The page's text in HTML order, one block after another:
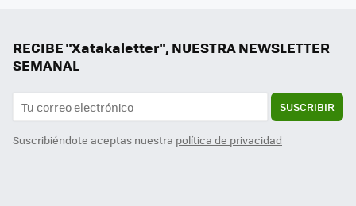
RECIBE "Xatakaletter", NUESTRA NEWSLETTER
SEMANAL
SUSCRIBIR
Suscribiéndote aceptas nuestra política de privacidad